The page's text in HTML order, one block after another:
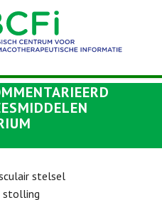
stelsel
stolling